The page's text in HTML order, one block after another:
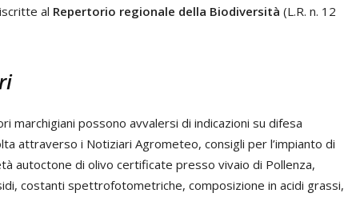
al Repertorio regionale della Biodiversità (L.R. n. 12
marchigiani possono avvalersi di indicazioni su difesa
attraverso i Notiziari Agrometeo, consigli per l’impianto di
autoctone di olivo certificate presso vivaio di Pollenza,
costanti spettrofotometriche, composizione in acidi grassi,